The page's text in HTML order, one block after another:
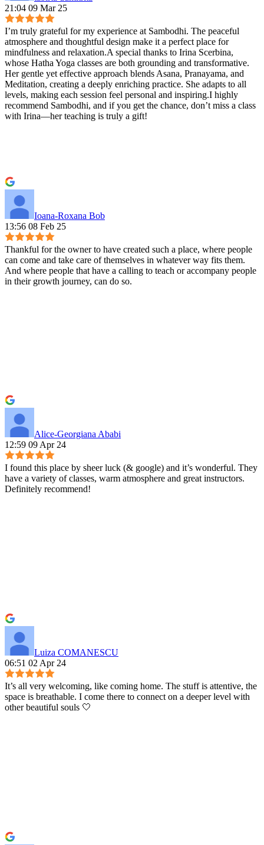
21:04 09 Mar 25
I’m truly grateful for my experience at Sambodhi. The peaceful
atmosphere and thoughtful design make it a perfect place for
mindfulness and relaxation.A special thanks to Irina Scerbina,
whose Hatha Yoga classes are both grounding and transformative.
Her gentle yet effective approach blends Asana, Pranayama, and
Meditation, creating a deeply enriching practice. She adapts to all
levels, making each session feel personal and inspiring.I highly
recommend Sambodhi, and if you get the chance, don’t miss a class
with Irina—her teaching is truly a gift!
Ioana-Roxana Bob
13:56 08 Feb 25
Thankful for the owner to have created such a place, where people
can come and take care of themselves in whatever way fits them.
And where people that have a calling to teach or accompany people
in their growth journey, can do so.
Alice-Georgiana Ababi
12:59 09 Apr 24
I found this place by sheer luck (& google) and it’s wonderful. They
have a variety of classes, warm atmosphere and great instructors.
Definitely recommend!
Luiza COMANESCU
06:51 02 Apr 24
It’s all very welcoming, like coming home. The stuff is attentive, the
space is breathable. I come there to connect on a deeper level with
other beautiful souls 🤍